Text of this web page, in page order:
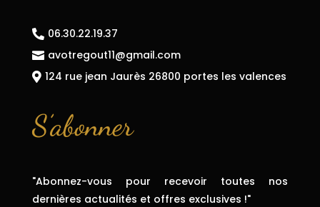
 06.30.22.19.37
 avotregout11@gmail.com
 124 rue jean Jaurès 26800 portes les valences
S’abonner
"Abonnez-vous pour recevoir toutes nos
dernières actualités et offres exclusives !"